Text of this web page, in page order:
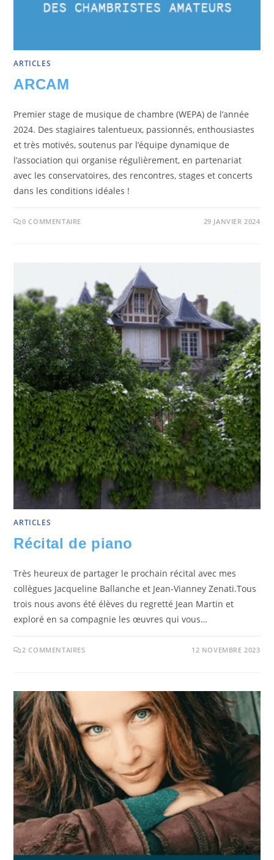
ARTICLES
ARCAM
Premier stage de musique de chambre (WEPA) de l’année
2024. Des stagiaires talentueux, passionnés, enthousiastes
et très motivés, soutenus par l’équipe dynamique de
l’association qui organise régulièrement, en partenariat
avec les conservatoires, des rencontres, stages et concerts
dans les conditions idéales !
0 COMMENTAIRE 29 JANVIER 2024
ARTICLES
Récital de piano
Très heureux de partager le prochain récital avec mes
collègues Jacqueline Ballanche et Jean-Vianney Zenati.Tous
trois nous avons été élèves du regretté Jean Martin et
exploré en sa compagnie les œuvres qui vous…
2 COMMENTAIRES 12 NOVEMBRE 2023